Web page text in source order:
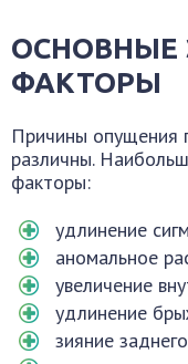
ОСНОВНЫЕ
ФАКТОРЫ
Причины опущения
различны.
факторы:
удлинение
аномальное
увеличение
удлинение
зияние